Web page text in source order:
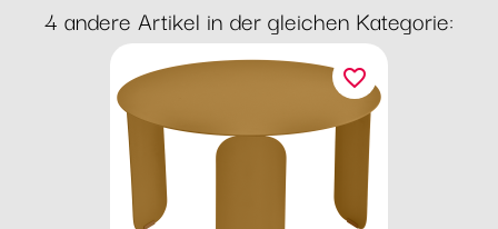
4 andere Artikel in der gleichen Kategorie:
favorite_border